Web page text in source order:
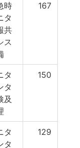
時
タ
共
ス
167
タ
タ
及
150
タ
タ
129